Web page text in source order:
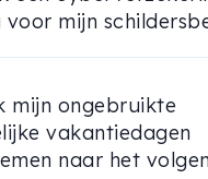
voor mijn
mijn ongebruikte
vakantiedagen
naar het